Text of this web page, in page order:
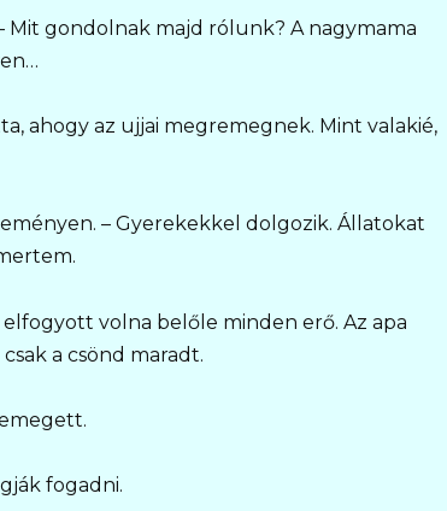
Mit gondolnak majd rólunk? A nagymama
ahogy az ujjai megremegnek. Mint valakié,
– Gyerekekkel dolgozik. Állatokat
volna belőle minden erő. Az apa
a csönd maradt.
fogadni.